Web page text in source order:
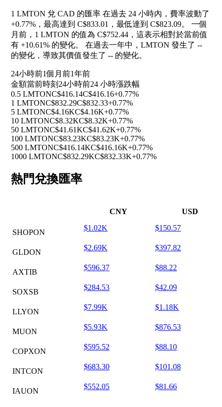
1 LMTON 兌 CAD 的匯率 在過去 24 小時內，費率波動了
+0.77% ，最高達到 C$833.01，最低達到 C$823.09。 一個
月前，1 LMTON 的值為 C$752.44，這表示相對於當前值
有 +10.61% 的變化。 在過去一年中，LMTON 發生了 --
的變化，導致其價值發生了 -- 的變化。
24小時前1個月前1年前
金額當前時刻 24小時前24 小時漲跌幅
0.5 LMTONC$416.14C$416.16+0.77%
1 LMTONC$832.29C$832.33+0.77%
5 LMTONC$4.16KC$4.16K+0.77%
10 LMTONC$8.32KC$8.32K+0.77%
50 LMTONC$41.61KC$41.62K+0.77%
100 LMTONC$83.23KC$83.23K+0.77%
500 LMTONC$416.14KC$416.16K+0.77%
1000 LMTONC$832.29KC$832.33K+0.77%
熱門兌換匯率
CNY USD
SHOPON
$1.02K $150.57
GLDON
$2.69K $397.82
AXTIB
$596.37 $88.22
SOXSB
$284.53 $42.09
LLYON
$7.99K $1.18K
MUON
$5.93K $876.53
COPXON
$595.52 $88.10
INTCON
$683.30 $101.08
IAUON
$552.05 $81.66